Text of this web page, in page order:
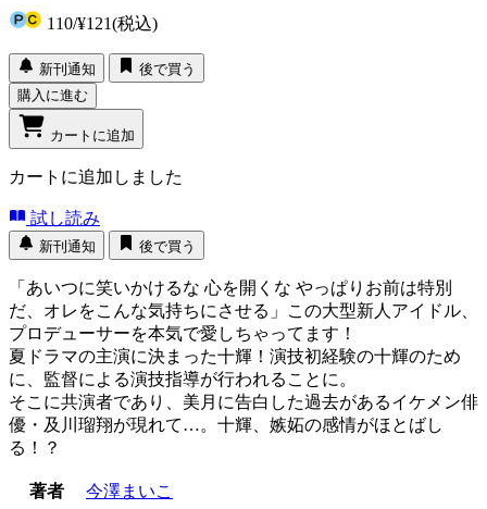
110/¥121(税込)
新刊通知
後で買う
購入に進む
カートに追加
カートに追加しました
試し読み
新刊通知 後で買う
「あいつに笑いかけるな 心を開くな やっぱりお前は特別
だ、オレをこんな気持ちにさせる」この大型新人アイドル、
プロデューサーを本気で愛しちゃってます！
夏ドラマの主演に決まった十輝！演技初経験の十輝のため
に、監督による演技指導が行われることに。
そこに共演者であり、美月に告白した過去があるイケメン俳
優・及川瑠翔が現れて…。十輝、嫉妬の感情がほとばし
る！？
著者
今澤まいこ